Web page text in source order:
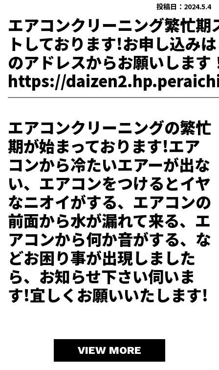
投稿日：2024.5.4
エアコンクリーニング繁忙期
トしております!お申し込み
のアドレスからお願いします
https://
エアコンクリーニングの繁忙
期が始まっております!エア
コンから冷たいエアーが出な
い、エアコンをつけるとイヤ
なニオイがする、エアコンの
前面から水が漏れて来る、エ
アコンから何か音がする、な
どお困り事が出現しました
ら、お知らせ下さい伺いま
す!宜しくお願いいたします!
VIEW MORE